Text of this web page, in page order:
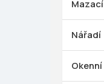
Nářadí